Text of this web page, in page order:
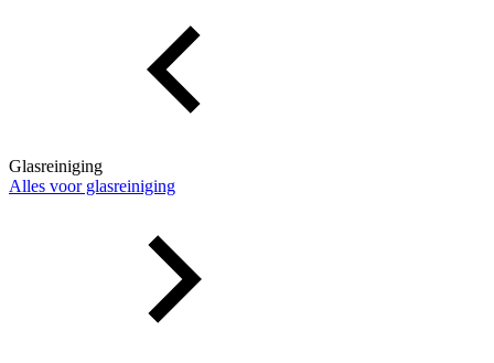
Glasreiniging
Alles voor glasreiniging